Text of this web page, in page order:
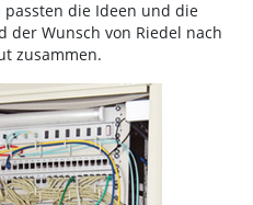
passten die Ideen und die
der Wunsch von Riedel nach
zusammen.